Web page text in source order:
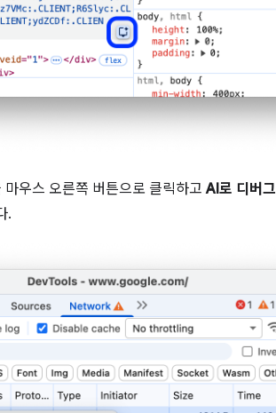
우스 오른쪽 버튼으로 클릭하고AI로 디버그
.